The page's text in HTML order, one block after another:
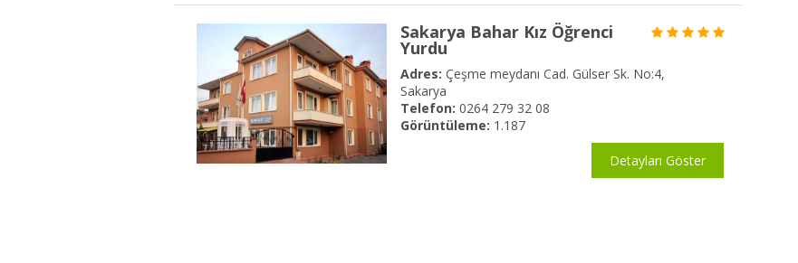
Sakarya Bahar Kız Öğrenci
Yurdu
Adres: Çeşme meydanı Cad. Gülser Sk. No:4,
Sakarya
Telefon: 0264 279 32 08
Görüntüleme: 1.187
Detayları Göster